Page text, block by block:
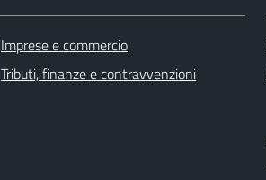
Imprese e commercio
Tributi, finanze e contravvenzioni